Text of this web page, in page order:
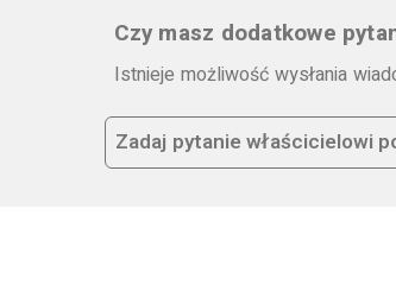
Czy masz dodatkowe
Istnieje możliwość wysłania
Zadaj pytanie właścicielowi